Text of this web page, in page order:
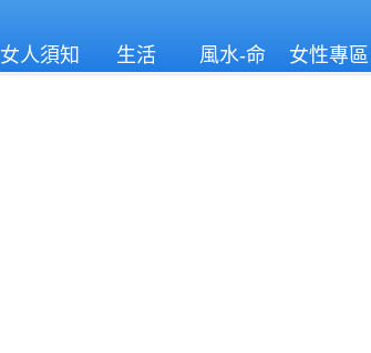
女人須知 生活
風水-命
女性專區